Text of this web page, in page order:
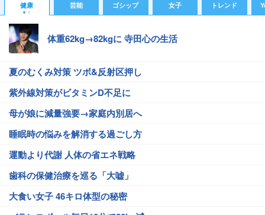
健康 芸能 ゴシップ 女子 トレンド
体重62kg→82kgに 寺田心の生活
夏のむくみ対策 ツボ&反射区押し
紫外線対策がビタミンD不足に
母が娘に減量強要→家庭内別居へ
睡眠時の悩みを解消する過ごし方
運動より代謝 人体の省エネ戦略
歯科の保健治療を巡る「大嘘」
大食い女子 46キロ体型の秘密